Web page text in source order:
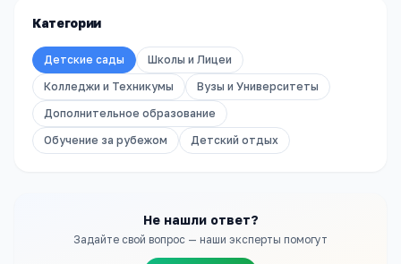
Категории
Детские сады
Школы и Лицеи
Колледжи и Техникумы
Вузы и Университеты
Дополнительное образование
Обучение за рубежом
Детский отдых
Не нашли ответ?
Задайте свой вопрос — наши эксперты помогут